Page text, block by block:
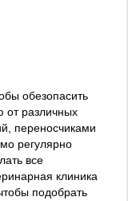
обезопасить
от различных
переносчиками
регулярно
все
клиника
подобрать